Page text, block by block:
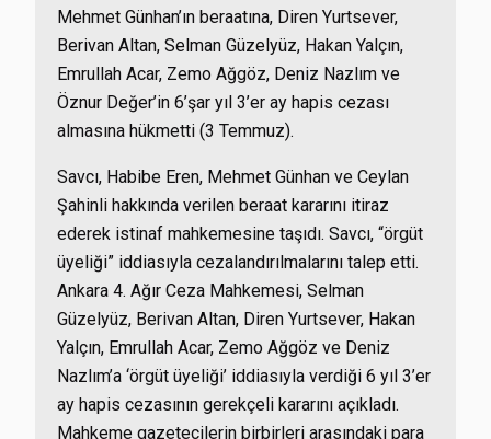
Mehmet Günhan’ın beraatına, Diren Yurtsever,
Berivan Altan, Selman Güzelyüz, Hakan Yalçın,
Emrullah Acar, Zemo Ağgöz, Deniz Nazlım ve
Öznur Değer’in 6’şar yıl 3’er ay hapis cezası
almasına hükmetti (3 Temmuz).
Savcı, Habibe Eren, Mehmet Günhan ve Ceylan
Şahinli hakkında verilen beraat kararını itiraz
ederek istinaf mahkemesine taşıdı. Savcı, “örgüt
üyeliği” iddiasıyla cezalandırılmalarını talep etti.
Ankara 4. Ağır Ceza Mahkemesi, Selman
Güzelyüz, Berivan Altan, Diren Yurtsever, Hakan
Yalçın, Emrullah Acar, Zemo Ağgöz ve Deniz
Nazlım’a ‘örgüt üyeliği’ iddiasıyla verdiği 6 yıl 3’er
ay hapis cezasının gerekçeli kararını açıkladı.
Mahkeme gazetecilerin birbirleri arasındaki para